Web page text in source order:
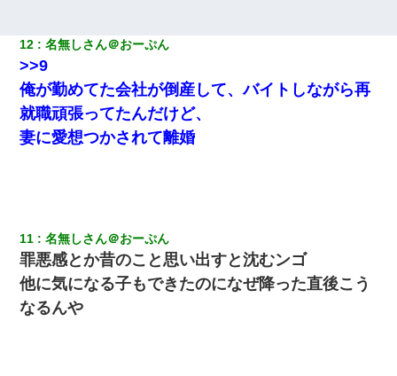
｢昨日はお兄ちゃんと一緒にお風呂に入っちゃった～｣とか毎日兄
の話をしていたA子が事故で亡くなった。→Ａ子のお母さんの話に
驚愕…
彼にプロポーズされたんだけど、実は資産家だと知って婚約破棄
した。B子「A男くんと別れたって本当？私が付き合ってもい
い？」
彼女(37)の情欲がえげつない件ｗｗｗｗｗｗｗ
わい(42)渋谷の夜のサービスで19の女の子にゴックンさせた結果
ｗｗｗｗｗｗｗｗ
12 名無しさん＠おーぷん
>>9
俺が勤めてた会社が倒産して、バイトしながら再
就職頑張ってたんだけど、
妻に愛想つかされて離婚
11 名無しさん＠おーぷん
罪悪感とか昔のこと思い出すと沈むンゴ
他に気になる子もできたのになぜ降った直後こう
なるんや